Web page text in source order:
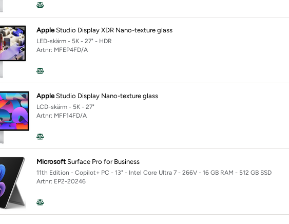
Apple Studio Display XDR Nano-texture glass
LED-skärm - 5K - 27" - HDR
Artnr: MFEP4FD/A
Apple Studio Display Nano-texture glass
LCD-skärm - 5K - 27"
Artnr: MFF14FD/A
Microsoft Surface Pro for Business
11th Edition - Copilot+ PC - 13" - Intel Core Ultra 7 - 266V - 16 GB RAM - 512 GB SSD
Artnr: EP2-20246